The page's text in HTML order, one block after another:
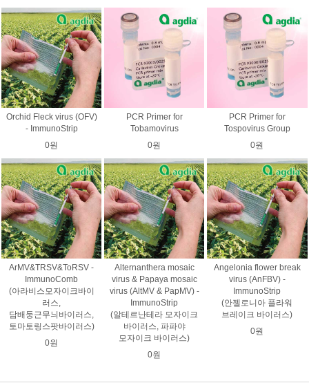
Orchid Fleck virus (OFV)
- ImmunoStrip
0원
PCR Primer for
Tobamovirus
0원
PCR Primer for
Tospovirus Group
0원
ArMV&TRSV&ToRSV -
ImmunoComb
(아라비스모자이크바이
러스,
담배둥근무늬바이러스,
토마토링스팟바이러스)
0원
Alternanthera mosaic
virus & Papaya mosaic
virus (AltMV & PapMV) -
ImmunoStrip
(알테르난테라 모자이크
바이러스, 파파야
모자이크 바이러스)
0원
Angelonia flower break
virus (AnFBV) -
ImmunoStrip
(안젤로니아 플라워
브레이크 바이러스)
0원